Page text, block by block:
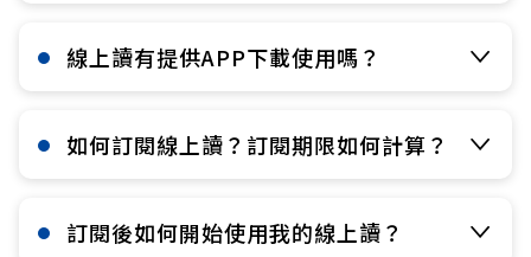
線上讀有提供APP下載使用嗎？​
如何訂閱線上讀？訂閱期限如何計算？​
訂閱後如何開始使用我的線上讀？​